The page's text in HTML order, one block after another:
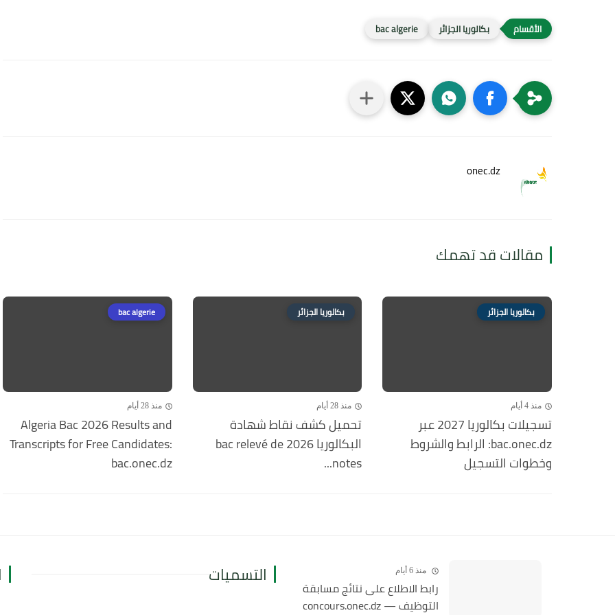
بكالوريا الجزائر bac algerie
onec.dz
مقالات قد تهمك
بكالوريا الجزائر
منذ 4 أيام
تسجيلات بكالوريا 2027 عبر
bac.onec.dz: الرابط والشروط
وخطوات التسجيل
بكالوريا الجزائر
منذ 28 أيام
تحميل كشف نقاط شهادة
البكالوريا 2026 bac relevé de
notes...
bac algerie
منذ 28 أيام
Algeria Bac 2026 Results and
Transcripts for Free Candidates:
bac.onec.dz
منذ 6 أيام
رابط الاطلاع على نتائج مسابقة
التوظيف — concours.onec.dz
التسميات